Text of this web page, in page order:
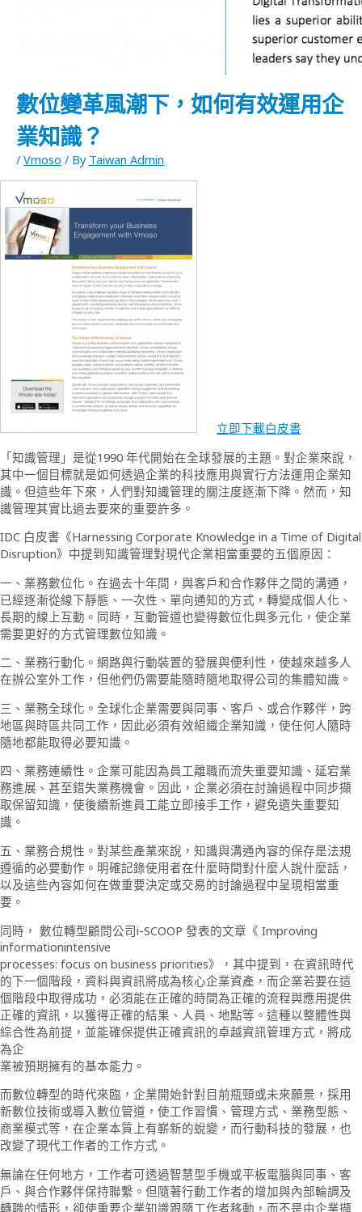
數位變革風潮下，如何有效運用企
業知識？
/Vmoso / By Taiwan Admin
立即下載白皮書
「知識管理」是從1990 年代開始在全球發展的主題。對企業來說，
其中一個目標就是如何透過企業的科技應用與實行方法運用企業知
識。但這些年下來，人們對知識管理的關注度逐漸下降。然而，知
識管理其實比過去要來的重要許多。
IDC 白皮書《Harnessing Corporate Knowledge in a Time of Digital
Disruption》中提到知識管理對現代企業相當重要的五個原因：
一、業務數位化。在過去十年間，與客戶和合作夥伴之間的溝通，
已經逐漸從線下靜態、一次性、單向通知的方式，轉變成個人化、
長期的線上互動。同時，互動管道也變得數位化與多元化，使企業
需要更好的方式管理數位知識。
二、業務行動化。網路與行動裝置的發展與便利性，使越來越多人
在辦公室外工作，但他們仍需要能隨時隨地取得公司的集體知識。
三、業務全球化。全球化企業需要與同事、客戶、或合作夥伴，跨
地區與時區共同工作，因此必須有效組織企業知識，使任何人隨時
隨地都能取得必要知識。
四、業務連續性。企業可能因為員工離職而流失重要知識、延宕業
務進展、甚至錯失業務機會。因此，企業必須在討論過程中同步擷
取保留知識，使後續新進員工能立即接手工作，避免遺失重要知
識。
五、業務合規性。對某些產業來說，知識與溝通內容的保存是法規
遵循的必要動作。明確記錄使用者在什麼時間對什麼人說什麼話，
以及這些內容如何在做重要決定或交易的討論過程中呈現相當重
要。
同時， 數位轉型顧問公司i-SCOOP 發表的文章《 Improving
informationintensive
processes: focus on business priorities》，其中提到，在資訊時代
的下一個階段，資料與資訊將成為核心企業資產，而企業若要在這
個階段中取得成功，必須能在正確的時間為正確的流程與應用提供
正確的資訊，以獲得正確的結果、人員、地點等。這種以整體性與
綜合性為前提，並能確保提供正確資訊的卓越資訊管理方式，將成
為企
業被預期擁有的基本能力。
而數位轉型的時代來臨，企業開始針對目前瓶頸或未來願景，採用
新數位技術或導入數位管道，使工作習慣、管理方式、業務型態、
商業模式等，在企業本質上有嶄新的蛻變，而行動科技的發展，也
改變了現代工作者的工作方式。
無論在任何地方，工作者可透過智慧型手機或平板電腦與同事、客
戶、與合作夥伴保持聯繫。但隨著行動工作者的增加與內部輪調及
轉職的情形，卻使重要企業知識跟隨工作者移動，而不是由企業擷